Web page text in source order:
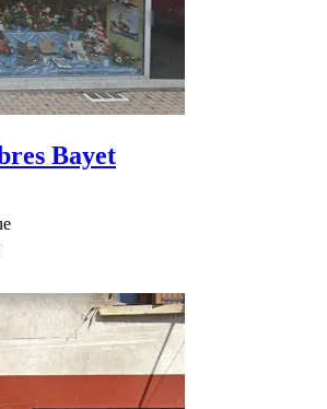
Bayet